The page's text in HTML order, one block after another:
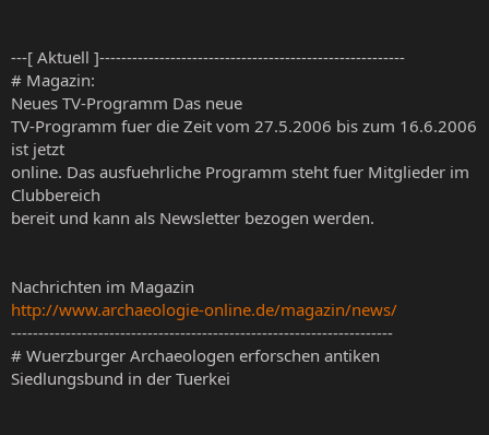
---[ Aktuell ]--------------------------------------------------------
# Magazin:
Neues TV-Programm Das neue
TV-Programm fuer die Zeit vom 27.5.2006 bis zum 16.6.2006
ist jetzt
online. Das ausfuehrliche Programm steht fuer Mitglieder im
Clubbereich
bereit und kann als Newsletter bezogen werden.
Nachrichten im Magazin
http://www.archaeologie-online.de/magazin/news/
----------------------------------------------------------------------
# Wuerzburger Archaeologen erforschen antiken
Siedlungsbund in der Tuerkei